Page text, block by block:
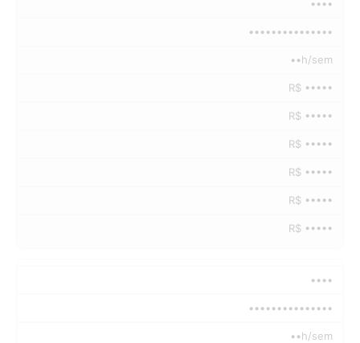
••••
•••••••••••••••
••h/sem
R$ •••••
R$ •••••
R$ •••••
R$ •••••
R$ •••••
R$ •••••
••••
•••••••••••••••
••h/sem